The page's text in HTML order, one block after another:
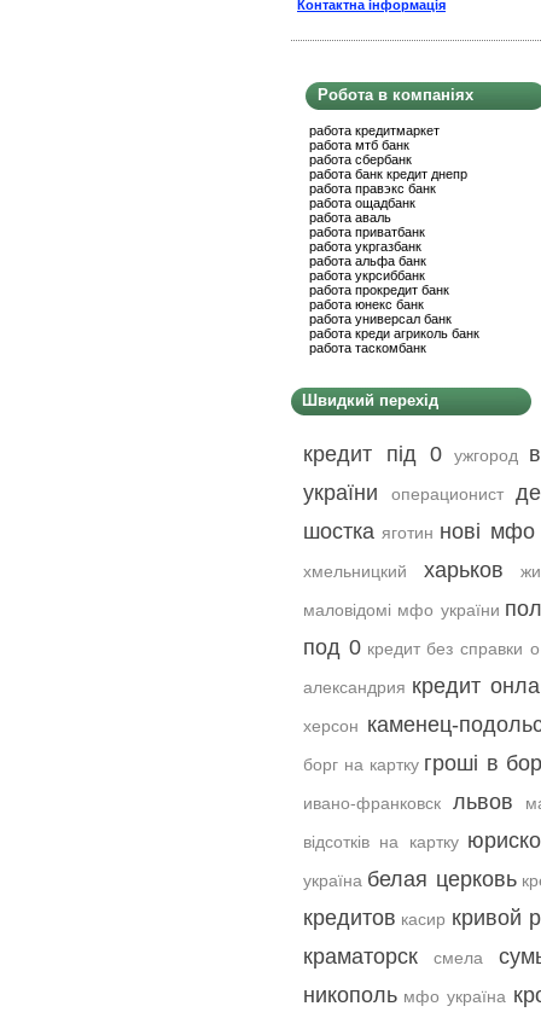
Контактна інформація
Робота в компаніях
работа кредитмаркет
работа мтб банк
работа сбербанк
работа банк кредит днепр
работа правэкс банк
работа ощадбанк
работа аваль
работа приватбанк
работа укргазбанк
работа альфа банк
работа укрсиббанк
работа прокредит банк
работа юнекс банк
работа универсал банк
работа креди агриколь банк
работа таскомбанк
Швидкий перехід
кредит під 0 ужгород
україни
операционист
шостка яготин нові мфо
хмельницкий харьков
маловідомі мфо україни
под 0 кредит без справки
александрия кредит
херсон каменец-
борг на картку гроші в
ивано-франковск львов
відсотків на картку
україна белая церковь
кредитов касир кривой
краматорск
смела
никополь мфо україна